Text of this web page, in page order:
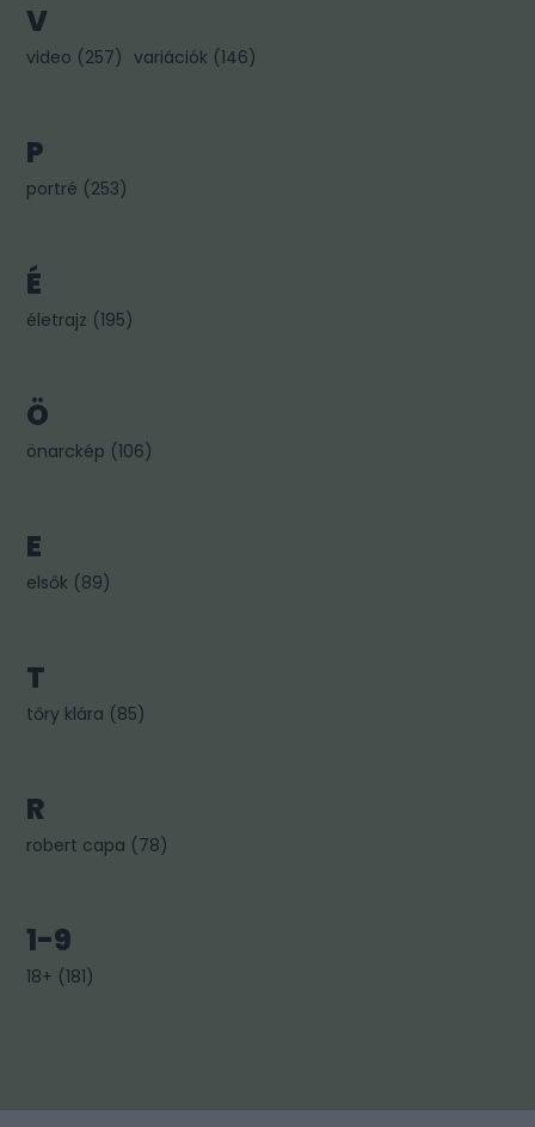
V
video (257) variációk (146)
P
portré (253)
É
életrajz (195)
Ö
önarckép (106)
E
elsők (89)
T
tőry klára (85)
R
robert capa (78)
1-9
18+ (181)